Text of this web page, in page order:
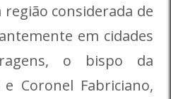
considerada de
em cidades
o bispo da
Coronel Fabriciano,